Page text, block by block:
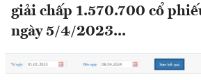
giải chấp 1.570.700 cổ
ngày 5/4/2023...